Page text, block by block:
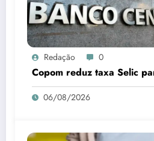
Redação 0
Copom reduz taxa Selic
06/08/2026